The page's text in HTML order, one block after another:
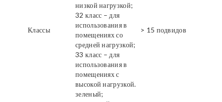
Классы
низкой нагрузкой;
32 класс – для
использования в
помещениях со
средней нагрузкой;
33 класс – для
использования в
помещениях с
высокой нагрузкой.
> 15 подвидов
зеленый;